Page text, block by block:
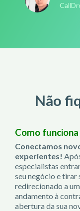
Não
Como
Conectamos
experientes!
especialistas
seu negócio e tirar
redirecionado a
andamento à
abertura da sua